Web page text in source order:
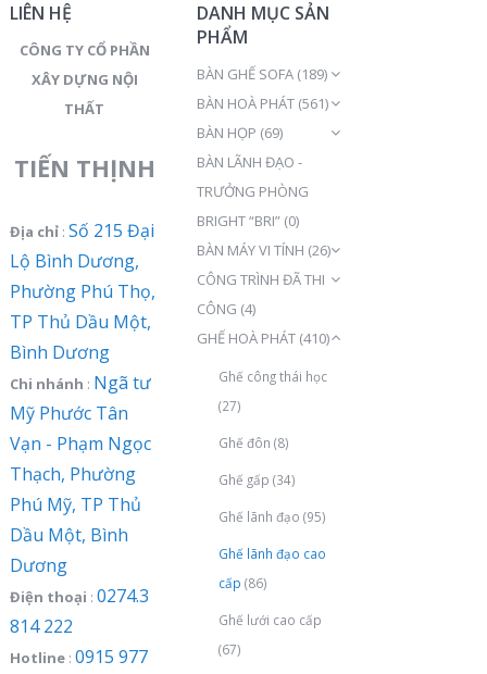
LIÊN HỆ
CÔNG TY CỔ PHẦN
XÂY DỰNG NỘI
THẤT
TIẾN THỊNH
Địa chỉ: Số 215 Đại
Lộ Bình Dương,
Phường Phú Thọ,
TP Thủ Dầu Một,
Bình Dương
Chi nhánh : Ngã tư
Mỹ Phước Tân
Vạn - Phạm Ngọc
Thạch, Phường
Phú Mỹ, TP Thủ
Dầu Một, Bình
Dương
Điện thoại : 0274.3
814 222
Hotline: 0915 977
DANH MỤC SẢN
PHẨM
BÀN GHẾ SOFA (189)
BÀN HOÀ PHÁT (561)
BÀN HỌP (69)
BÀN LÃNH ĐẠO -
TRƯỞNG PHÒNG
BRIGHT “BRI” (0)
BÀN MÁY VI TÍNH (26)
CÔNG TRÌNH ĐÃ THI
CÔNG (4)
GHẾ HOÀ PHÁT (410)
Ghế công thái học
(27)
Ghế đôn (8)
Ghế gấp (34)
Ghế lãnh đạo (95)
Ghế lãnh đạo cao
cấp (86)
Ghế lưới cao cấp
(67)